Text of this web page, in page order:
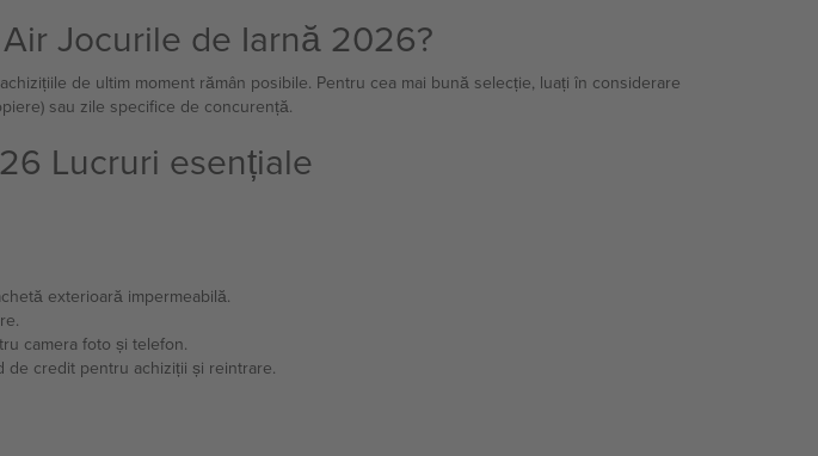
Jocurile de Iarnă 2026?
de ultim moment rămân posibile. Pentru cea mai bună selecție, luați în considerare
sau zile specifice de concurență.
Lucruri esențiale
exterioară impermeabilă.
camera foto și telefon.
credit pentru achiziții și reintrare.